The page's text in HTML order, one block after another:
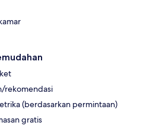
rekomendasi
(berdasarkan permintaan)
gratis